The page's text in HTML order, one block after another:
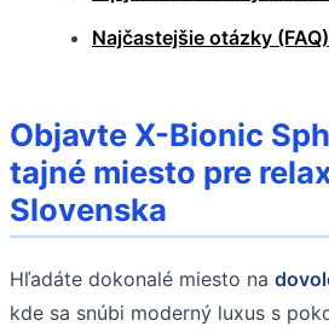
Najčastejšie otázky (FAQ)
Objavte X-Bionic
tajné miesto pre
Slovenska
Hľadáte dokonalé miesto na
kde sa snúbi moderný luxus s